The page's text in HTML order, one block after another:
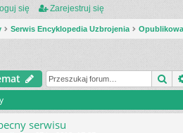
się Zarejestruj się
Serwis Encyklopedia Uzbrojenia
serwisu